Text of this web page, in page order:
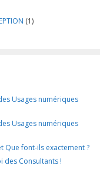
(1)
Usages numériques
Usages numériques
Que font-ils exactement ?
des Consultants !